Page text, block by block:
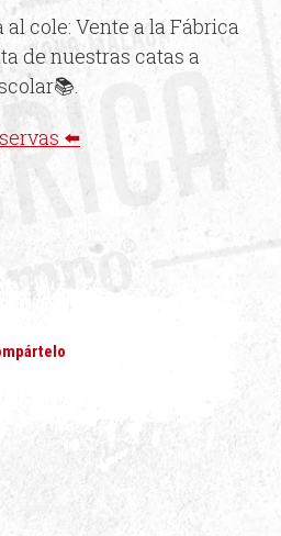
cole: Vente a la Fábrica
de nuestras catas a
⬅️